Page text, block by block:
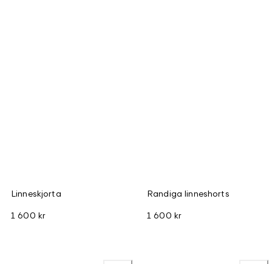
Linneskjorta
1 600 kr
Randiga linneshorts
1 600 kr